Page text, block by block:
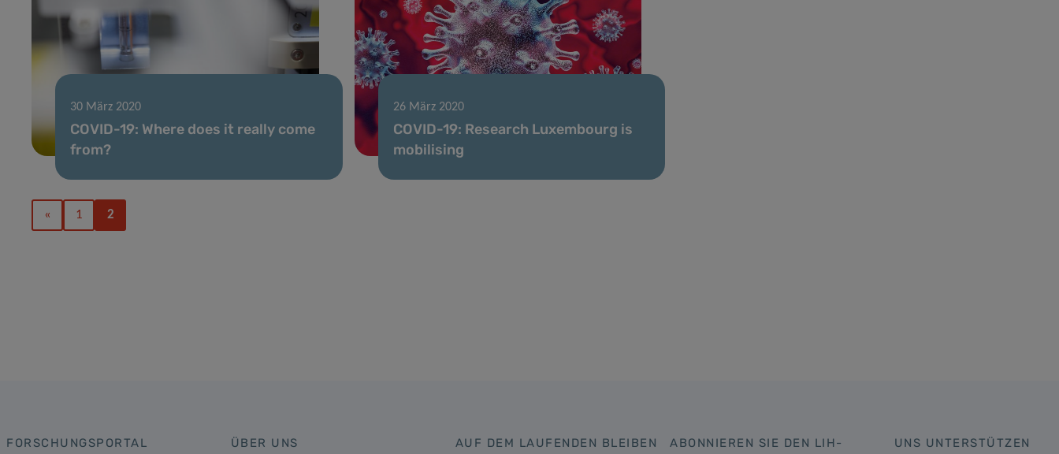
30 März 2020
COVID-19: Where does it really come
from?
26 März 2020
COVID-19: Research Luxembourg is
mobilising
« 1 2
FORSCHUNGSPORTAL ÜBER UNS AUF DEM LAUFENDEN BLEIBEN ABONNIEREN SIE DEN LIH- UNS UNTERSTÜTZEN